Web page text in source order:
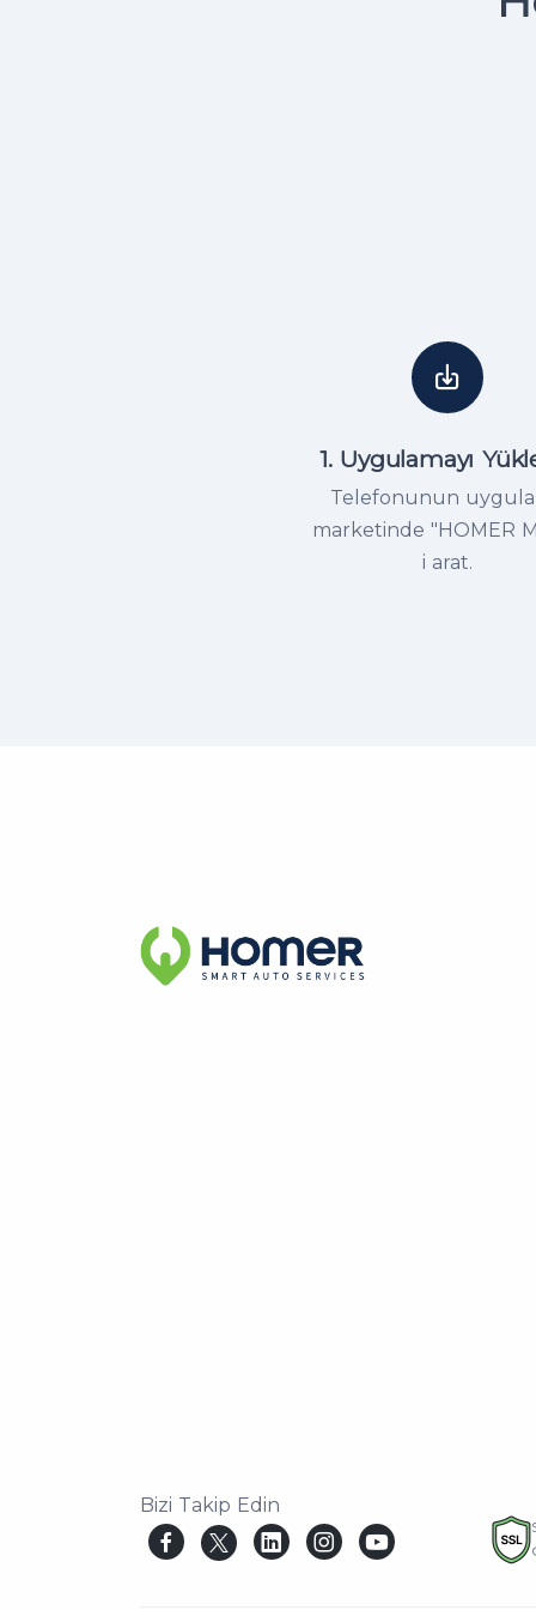
1. Uygulamayı
Telefonunun
marketinde "HOMER
i arat.
Bizi Takip Edin